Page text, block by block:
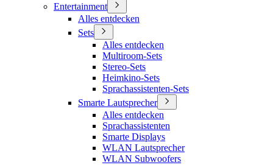
Entertainment
Alles entdecken
Sets
Alles entdecken
Multiroom-Sets
Stereo-Sets
Heimkino-Sets
Sprachassistenten-Sets
Smarte Lautsprecher
Alles entdecken
Sprachassistenten
Smarte Displays
WLAN Lautsprecher
WLAN Subwoofers